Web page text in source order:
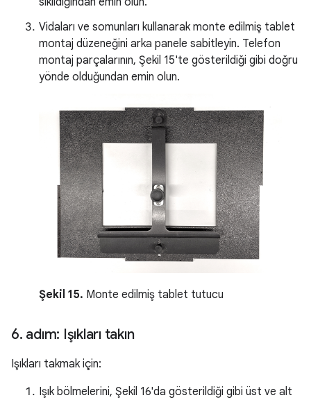
Vidaları ve somunları kullanarak monte edilmiş tablet
montaj düzeneğini arka panele sabitleyin. Telefon
montaj parçalarının, Şekil 15'te gösterildiği gibi doğru
yönde olduğundan emin olun.
Şekil 15. Monte edilmiş tablet tutucu
6. adım: Işıkları takın
Işıkları takmak için:
Işık bölmelerini, Şekil 16'da gösterildiği gibi üst ve alt